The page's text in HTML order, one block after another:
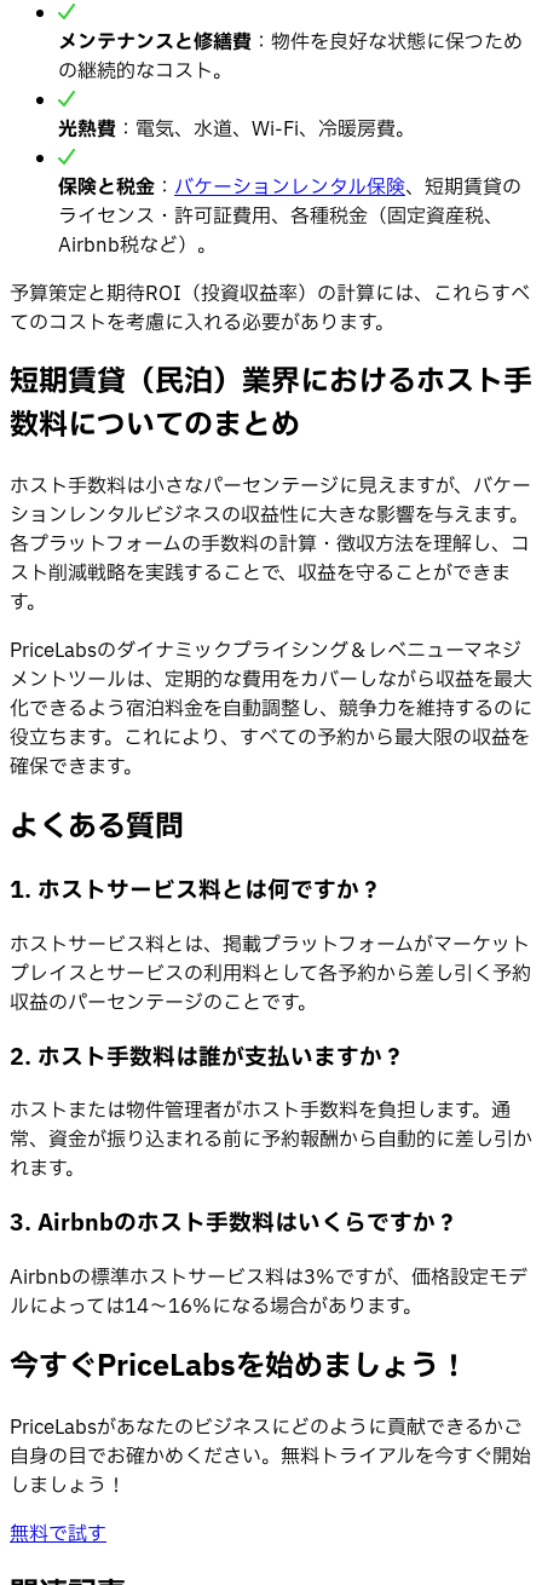
メンテナンスと修繕費 ：物件を良好な状態に保つため
の継続的なコスト。
光熱費 ：電気、水道、Wi-Fi、冷暖房費。
保険と税金 ： バケーションレンタル保険、短期賃貸の
ライセンス・許可証費用、各種税金（固定資産税、
Airbnb税など）。
予算策定と期待ROI（投資収益率）の計算には、これらすべ
てのコストを考慮に入れる必要があります。
短期賃貸（民泊）業界におけるホスト手
数料についてのまとめ
ホスト手数料は小さなパーセンテージに見えますが、バケー
ションレンタルビジネスの収益性に大きな影響を与えます。
各プラットフォームの手数料の計算・徴収方法を理解し、コ
スト削減戦略を実践することで、収益を守ることができま
す。
PriceLabsのダイナミックプライシング＆レベニューマネジ
メントツールは、定期的な費用をカバーしながら収益を最大
化できるよう宿泊料金を自動調整し、競争力を維持するのに
役立ちます。これにより、すべての予約から最大限の収益を
確保できます。
よくある質問
1. ホストサービス料とは何ですか？
ホストサービス料とは、掲載プラットフォームがマーケット
プレイスとサービスの利用料として各予約から差し引く予約
収益のパーセンテージのことです。
2. ホスト手数料は誰が支払いますか？
ホストまたは物件管理者がホスト手数料を負担します。通
常、資金が振り込まれる前に予約報酬から自動的に差し引か
れます。
3. Airbnbのホスト手数料はいくらですか？
Airbnbの標準ホストサービス料は3%ですが、価格設定モデ
ルによっては14〜16%になる場合があります。
今すぐPriceLabsを始めましょう！
PriceLabsがあなたのビジネスにどのように貢献できるかご
自身の目でお確かめください。無料トライアルを今すぐ開始
しましょう！
無料で試す